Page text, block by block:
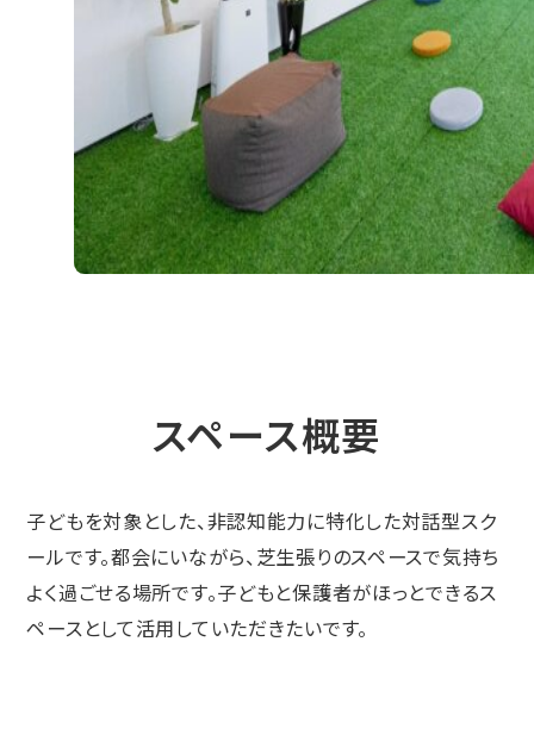
スペース概要
子どもを対象とした、非認知能力に特化した対話型スク
ールです。都会にいながら、芝生張りのスペースで気持ち
よく過ごせる場所です。子どもと保護者がほっとできるス
ペースとして活用していただきたいです。